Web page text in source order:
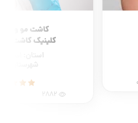
کاشت مو و
کلینیک کاشت مو
استان: